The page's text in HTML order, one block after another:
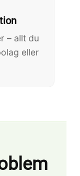
– allt du
eller